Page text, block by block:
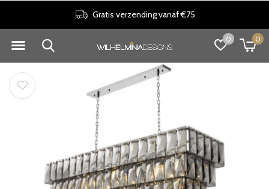
0 0
Gratis verzending vanaf €75